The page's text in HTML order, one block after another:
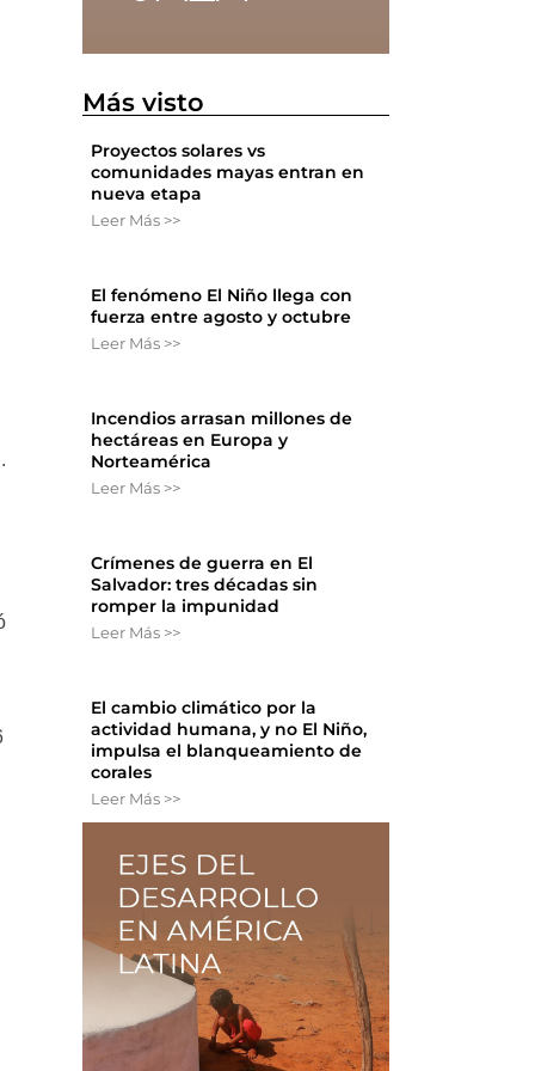
Más visto
Proyectos solares vs
comunidades mayas entran en
nueva etapa
Leer Más >>
El fenómeno El Niño llega con
fuerza entre agosto y octubre
Leer Más >>
Incendios arrasan millones de
hectáreas en Europa y
Norteamérica
Leer Más >>
Crímenes de guerra en El
Salvador: tres décadas sin
romper la impunidad
Leer Más >>
El cambio climático por la
actividad humana, y no El Niño,
impulsa el blanqueamiento de
corales
Leer Más >>